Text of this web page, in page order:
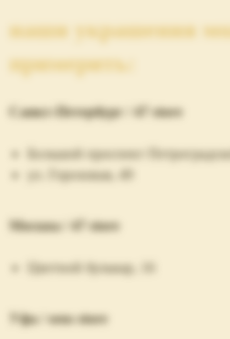
наши украшения
примерить:
Санкт-Петербург / 47 store
Большой проспект
ул. Гороховая, 49
Москва / 47 store
Цветной бульвар, 16
Уфа / sens store